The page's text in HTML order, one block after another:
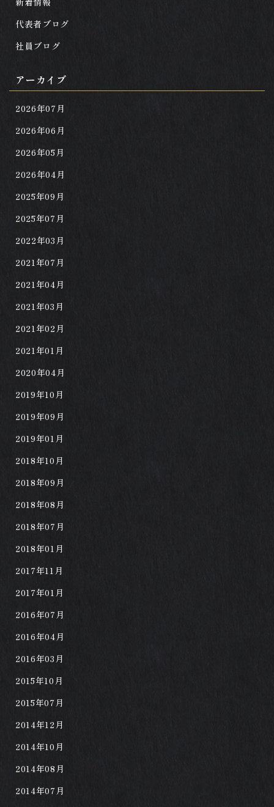
代表者ブログ
社員ブログ
アーカイブ
2026年07月
2026年06月
2026年05月
2026年04月
2025年09月
2025年07月
2022年03月
2021年07月
2021年04月
2021年03月
2021年02月
2021年01月
2020年04月
2019年10月
2019年09月
2019年01月
2018年10月
2018年09月
2018年08月
2018年07月
2018年01月
2017年11月
2017年01月
2016年07月
2016年04月
2016年03月
2015年10月
2015年07月
2014年12月
2014年10月
2014年08月
2014年07月